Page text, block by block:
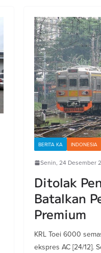
BERITA KA INDONESIA
Senin, 24 Desember
Ditolak
Batalkan
Premium
KRL Toei 6000
ekspres AC [24/12].